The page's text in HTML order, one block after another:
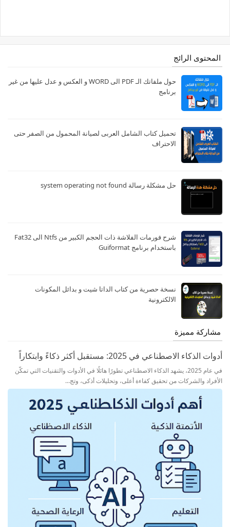
المحتوى الرائج
حول ملفاتك الـ PDF الى WORD و العكس و عدل عليها من غير
برنامج
تحميل كتاب الشامل العربى لصيانة المحمول من الصفر حتى
الاحتراف
حل مشكلة رسالة system operating not found
شرح فورمات الفلاشة ذات الحجم الكبير من Ntfs الى Fat32
باستخدام برنامج Guiformat
نسخة حصرية من كتاب الداتا شيت و بدائل المكونات
الالكترونية
مشاركة مميزة
أدوات الذكاء الاصطناعي في 2025: مستقبل أكثر ذكاءً وابتكاراً
في عام 2025، يشهد الذكاء الاصطناعي تطورًا هائلًا في الأدوات والتقنيات التي تمكّن
الأفراد والشركات من تحقيق كفاءة أعلى، وتحليلات أذكى، وتج…